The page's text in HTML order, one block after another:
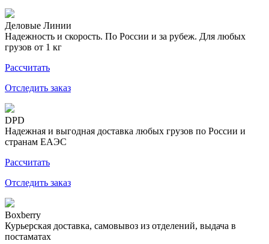
Деловые Линии
Надежность и скорость. По России и за рубеж. Для любых
грузов от 1 кг
Рассчитать
Отследить заказ
DPD
Надежная и выгодная доставка любых грузов по России и
странам ЕАЭС
Рассчитать
Отследить заказ
Boxberry
Курьерская доставка, самовывоз из отделений, выдача в
постаматах